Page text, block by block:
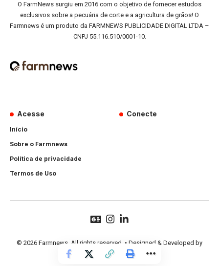
O FarmNews surgiu em 2016 com o objetivo de fornecer estudos
exclusivos sobre a pecuária de corte e a agricultura de grãos! O
Farmnews é um produto da FARMNEWS PUBLICIDADE DIGITAL LTDA –
CNPJ 55.116.510/0001-10.
Acesse
Início
Sobre o Farmnews
Política de privacidade
Termos de Uso
Conecte
© 2026 Farmnews. All rights reserved. • Designed & Developed by
Hands Perform.